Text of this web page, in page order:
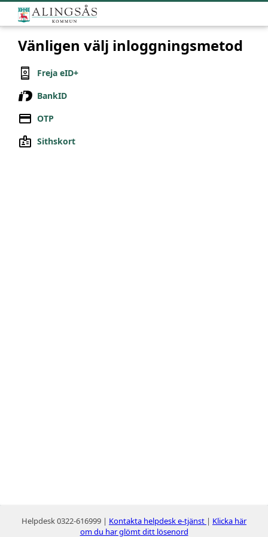
Vänligen välj inloggningsmetod
Freja eID+
BankID
OTP
Sithskort
Helpdesk 0322-616999 | Kontakta helpdesk e-tjänst | Klicka här
om du har glömt ditt lösenord